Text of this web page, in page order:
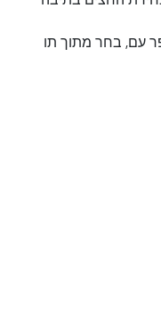
עם, בחר מתוך תו